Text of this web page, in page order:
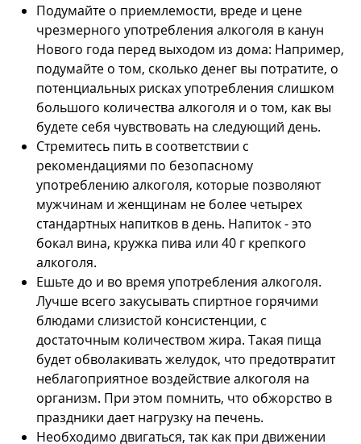
Подумайте о приемлемости, вреде и цене
чрезмерного употребления алкоголя в канун
Нового года перед выходом из дома: Например,
подумайте о том, сколько денег вы потратите, о
потенциальных рисках употребления слишком
большого количества алкоголя и о том, как вы
будете себя чувствовать на следующий день.
Стремитесь пить в соответствии с
рекомендациями по безопасному
употреблению алкоголя, которые позволяют
мужчинам и женщинам не более четырех
стандартных напитков в день. Напиток - это
бокал вина, кружка пива или 40 г крепкого
алкоголя.
Ешьте до и во время употребления алкоголя.
Лучше всего закусывать спиртное горячими
блюдами слизистой консистенции, с
достаточным количеством жира. Такая пища
будет обволакивать желудок, что предотвратит
неблагоприятное воздействие алкоголя на
организм. При этом помнить, что обжорство в
праздники дает нагрузку на печень.
Необходимо двигаться, так как при движении